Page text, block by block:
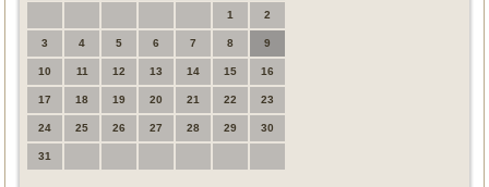
1 2
3 4 5 6 7 8 9
10 11 12 13 14 15 16
17 18 19 20 21 22 23
24 25 26 27 28 29 30
31